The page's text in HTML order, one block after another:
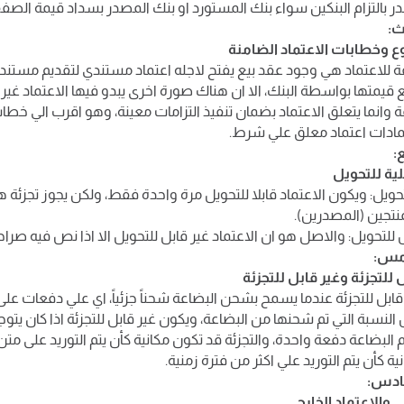
بالتزام البنكين سواء بنك المستورد او بنك المصدر بسداد قيمة
وخطابات الاعتماد الضامنة
للاعتماد هي وجود عقد بيع يفتح لاجله اعتماد مستندي لتقديم
بواسطة البنك، الا ان هناك صورة اخرى يبدو فيها الاعتماد
وانما يتعلق الاعتماد بضمان تنفيذ التزامات معينة، وهو اقرب
اعتماد معلق علي شرط.
للتحويل
ويكون الاعتماد قابلا للتحويل مرة واحدة فقط، ولكن يجوز
(المصدرين).
للتحويل: والاصل هو ان الاعتماد غير قابل للتحويل الا اذا نص فيه
للتجزئة وغير قابل للتجزئة
قابل للتجزئة عندما يسمح بشحن البضاعة شحناً جزئياً، اي علي دفعات
النسبة التي تم شحنها من البضاعة، ويكون غير قابل للتجزئة اذا كان
البضاعة دفعة واحدة، والتجزئة قد تكون مكانية كأن يتم التوريد على
كأن يتم التوريد علي اكثر من فترة زمنية.